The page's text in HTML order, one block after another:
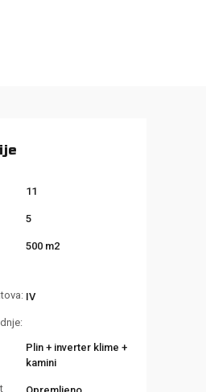
11
5
500 m2
IV
Plin + inverter klime +
kamini